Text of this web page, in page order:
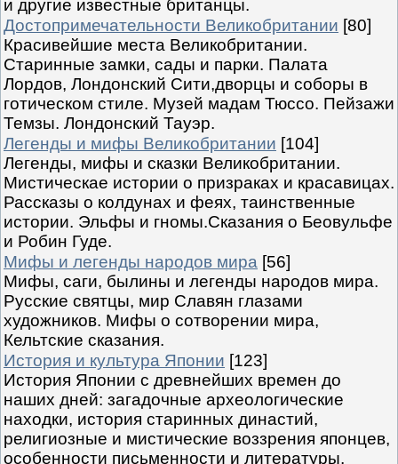
и другие известные британцы.
Достопримечательности Великобритании [80]
Красивейшие места Великобритании.
Старинные замки, сады и парки. Палата
Лордов, Лондонский Сити,дворцы и соборы в
готическом стиле. Музей мадам Тюссо. Пейзажи
Темзы. Лондонский Тауэр.
Легенды и мифы Великобритании [104]
Легенды, мифы и сказки Великобритании.
Мистическае истории о призраках и красавицах.
Рассказы о колдунах и феях, таинственные
истории. Эльфы и гномы.Сказания о Беовульфе
и Робин Гуде.
Мифы и легенды народов мира [56]
Мифы, саги, былины и легенды народов мира.
Русские святцы, мир Славян глазами
художников. Мифы о сотворении мира,
Кельтские сказания.
История и культура Японии [123]
История Японии с древнейших времен до
наших дней: загадочные археологические
находки, история старинных династий,
религиозные и мистические воззрения японцев,
особенности письменности и литературы,